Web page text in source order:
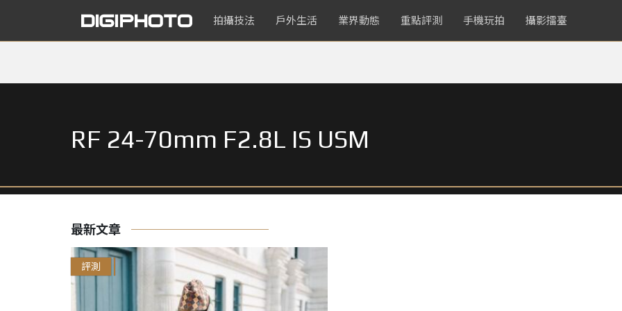
拍攝技法 戶外生活 業界動態 重點評測 手機玩拍 攝影擂臺
RF 24-70mm F2.8L IS USM
最新文章
評測